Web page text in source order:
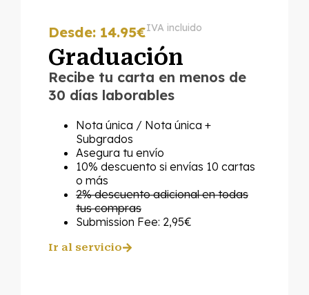
Desde: 14.95€IVA incluido
Graduación
Recibe tu carta en menos de
30 días laborables
Nota única / Nota única +
Subgrados
Asegura tu envío
10% descuento si envías 10 cartas
o más
2% descuento adicional en todas
tus compras
Submission Fee: 2,95€
Ir al servicio